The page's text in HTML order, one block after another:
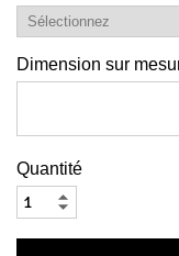
Dimension sur
Quantité